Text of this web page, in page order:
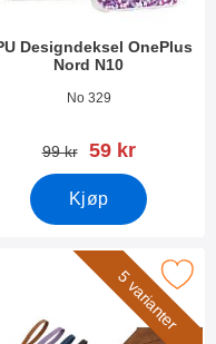
Designdeksel OnePlus
Nord N10
38963
No 329
gammel pris
99 kr ny pris
59 kr
Kjøp
N10 som favoritt5 varianter
til XL